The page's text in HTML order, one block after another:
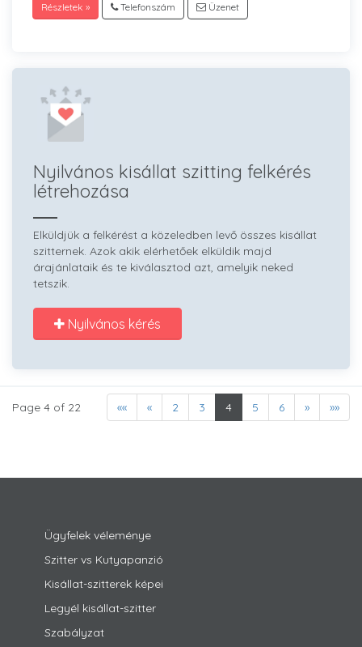
Részletek » Telefonszám Üzenet
Nyilvános kisállat szitting felkérés
létrehozása
Elküldjük a felkérést a közeledben levő összes kisállat
szitternek. Azok akik elérhetőek elküldik majd
árajánlataik és te kiválasztod azt, amelyik neked
tetszik.
Nyilvános kérés
Page 4 of 22 «« « 2 3 4 5 6 » »»
Ügyfelek véleménye
Szitter vs Kutyapanzió
Kisállat-szitterek képei
Legyél kisállat-szitter
Szabályzat